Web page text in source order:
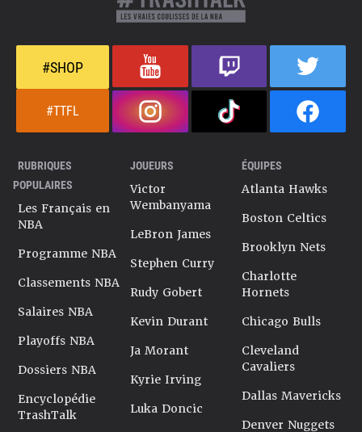
#SHOP
#TTFL
RUBRIQUES
POPULAIRES
Les Français en
NBA
Programme NBA
Classements NBA
Salaires NBA
Playoffs NBA
Dossiers NBA
Encyclopédie
TrashTalk
JOUEURS
Victor
Wembanyama
LeBron James
Stephen Curry
Rudy Gobert
Kevin Durant
Ja Morant
Kyrie Irving
Luka Doncic
ÉQUIPES
Atlanta Hawks
Boston Celtics
Brooklyn Nets
Charlotte
Hornets
Chicago Bulls
Cleveland
Cavaliers
Dallas Mavericks
Denver Nuggets